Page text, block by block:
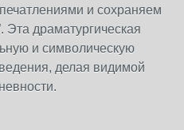
и сохраняем
Эта драматургическая
и символическую
делая видимой